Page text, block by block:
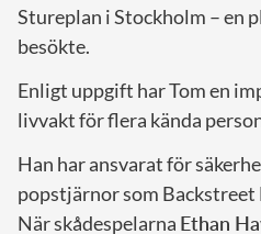
Stureplan i Stockholm – en
besökte.
Enligt uppgift har Tom en
livvakt för flera kända
Han har ansvarat för
popstjärnor som Backstreet
När skådespelarna Ethan